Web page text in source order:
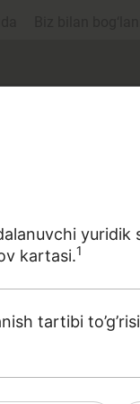
qildik.
yuridik
kartasi.1
tartibi